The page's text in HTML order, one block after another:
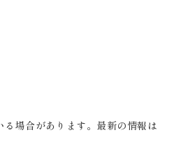
場合があります。最新の情報は